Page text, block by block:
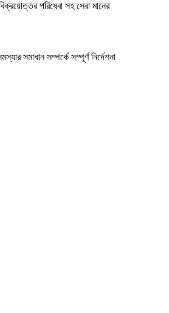
পরিষেবা সহ সেরা মানের
সমাধান সম্পর্কে সম্পূর্ণ নির্দেশনা